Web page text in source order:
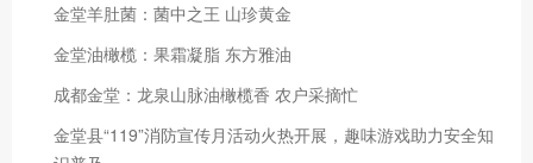
金堂羊肚菌：菌中之王 山珍黄金
金堂油橄榄：果霜凝脂 东方雅油
成都金堂：龙泉山脉油橄榄香 农户采摘忙
金堂县“119”消防宣传月活动火热开展，趣味游戏助力安全知